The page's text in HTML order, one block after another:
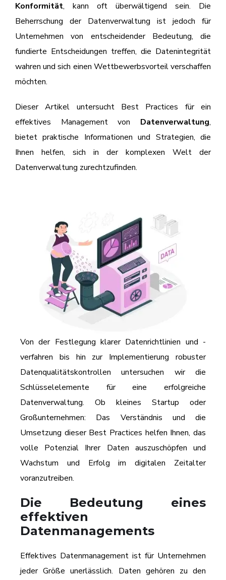
Konformität, kann oft überwältigend sein. Die
Beherrschung der Datenverwaltung ist jedoch für
Unternehmen von entscheidender Bedeutung, die
fundierte Entscheidungen treffen, die Datenintegrität
wahren und sich einen Wettbewerbsvorteil verschaffen
möchten.
Dieser Artikel untersucht Best Practices für ein
effektives Management von Datenverwaltung,
bietet praktische Informationen und Strategien, die
Ihnen helfen, sich in der komplexen Welt der
Datenverwaltung zurechtzufinden.
Von der Festlegung klarer Datenrichtlinien und -
verfahren bis hin zur Implementierung robuster
Datenqualitätskontrollen untersuchen wir die
Schlüsselelemente für eine erfolgreiche
Datenverwaltung. Ob kleines Startup oder
Großunternehmen: Das Verständnis und die
Umsetzung dieser Best Practices helfen Ihnen, das
volle Potenzial Ihrer Daten auszuschöpfen und
Wachstum und Erfolg im digitalen Zeitalter
voranzutreiben.
Die Bedeutung eines
effektiven
Datenmanagements
Effektives Datenmanagement ist für Unternehmen
jeder Größe unerlässlich. Daten gehören zu den